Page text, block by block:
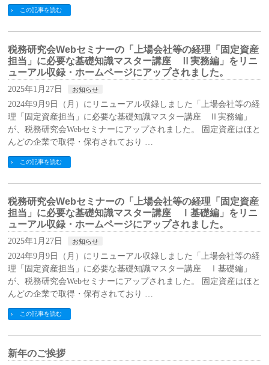
この記事を読む
税務研究会Webセミナーの「上場会社等の経理「固定資産
担当」に必要な基礎知識マスター講座 Ⅱ実務編」をリニ
ューアル収録・ホームページにアップされました。
2025年1月27日 お知らせ
2024年9月9日（月）にリニューアル収録しました「上場会社等の経
理「固定資産担当」に必要な基礎知識マスター講座 Ⅱ実務編」
が、税務研究会Webセミナーにアップされました。 固定資産はほと
んどの企業で取得・保有されており …
この記事を読む
税務研究会Webセミナーの「上場会社等の経理「固定資産
担当」に必要な基礎知識マスター講座 Ⅰ基礎編」をリニ
ューアル収録・ホームページにアップされました。
2025年1月27日 お知らせ
2024年9月9日（月）にリニューアル収録しました「上場会社等の経
理「固定資産担当」に必要な基礎知識マスター講座 Ⅰ基礎編」
が、税務研究会Webセミナーにアップされました。 固定資産はほと
んどの企業で取得・保有されており …
この記事を読む
新年のご挨拶